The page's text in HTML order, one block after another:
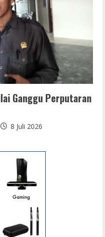
Ganggu Perputaran
8 Juli 2026